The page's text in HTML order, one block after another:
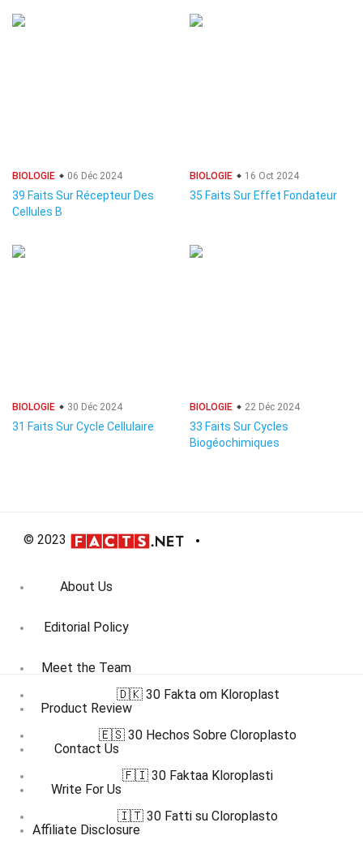
BIOLOGIE 06 Déc 2024
39 Faits Sur Récepteur Des
Cellules B
BIOLOGIE 16 Oct 2024
35 Faits Sur Effet Fondateur
BIOLOGIE 30 Déc 2024
31 Faits Sur Cycle Cellulaire
BIOLOGIE 22 Déc 2024
33 Faits Sur Cycles
Biogéochimiques
© 2023
About Us
Editorial Policy
Meet the Team
Product Review
Contact Us
Write For Us
Affiliate Disclosure
🇩🇰 30 Fakta om Kloroplast
🇪🇸 30 Hechos Sobre Cloroplasto
🇫🇮 30 Faktaa Kloroplasti
🇮🇹 30 Fatti su Cloroplasto